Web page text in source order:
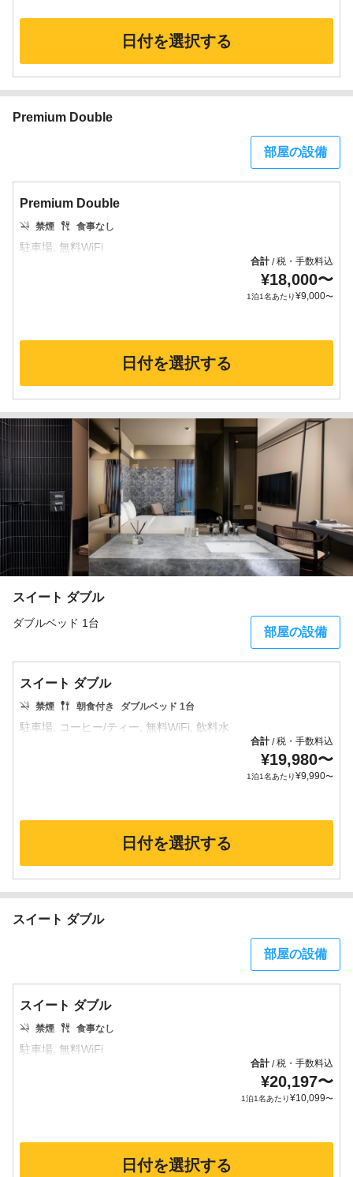
日付を選択する
Premium Double
部屋の設備
Premium Double
禁煙 食事なし
合計/税・手数料込
¥18,000〜
1泊1名あたり¥9,000〜
日付を選択する
スイート ダブル
ダブルベッド 1台
部屋の設備
スイート ダブル
禁煙 朝食付き ダブルベッド 1台
合計/税・手数料込
¥19,980〜
1泊1名あたり¥9,990〜
日付を選択する
スイート ダブル
部屋の設備
スイート ダブル
禁煙 食事なし
合計/税・手数料込
¥20,197〜
1泊1名あたり¥10,099〜
日付を選択する